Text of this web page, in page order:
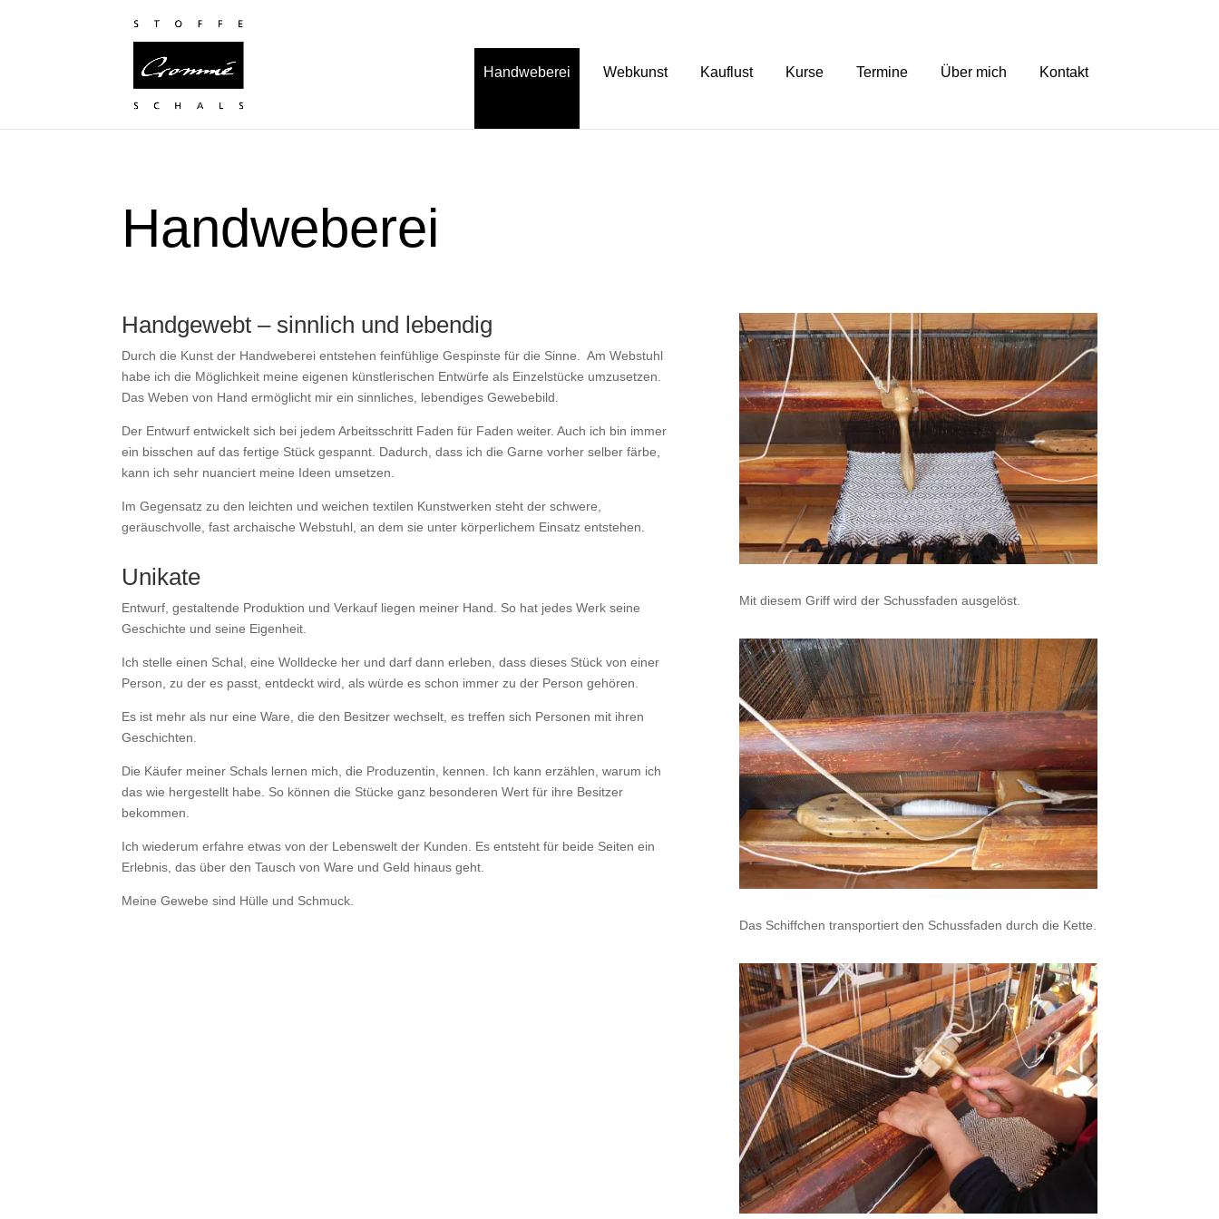
Handweberei Webkunst Kauflust Kurse Termine Über mich Kontakt
Handweberei
Handgewebt – sinnlich und lebendig
Durch die Kunst der Handweberei entstehen feinfühlige Gespinste für die Sinne. Am Webstuhl
habe ich die Möglichkeit meine eigenen künstlerischen Entwürfe als Einzelstücke umzusetzen.
Das Weben von Hand ermöglicht mir ein sinnliches, lebendiges Gewebebild.
Der Entwurf entwickelt sich bei jedem Arbeitsschritt Faden für Faden weiter. Auch ich bin immer
ein bisschen auf das fertige Stück gespannt. Dadurch, dass ich die Garne vorher selber färbe,
kann ich sehr nuanciert meine Ideen umsetzen.
Im Gegensatz zu den leichten und weichen textilen Kunstwerken steht der schwere,
geräuschvolle, fast archaische Webstuhl, an dem sie unter körperlichem Einsatz entstehen.
Unikate
Entwurf, gestaltende Produktion und Verkauf liegen meiner Hand. So hat jedes Werk seine
Geschichte und seine Eigenheit.
Ich stelle einen Schal, eine Wolldecke her und darf dann erleben, dass dieses Stück von einer
Person, zu der es passt, entdeckt wird, als würde es schon immer zu der Person gehören.
Es ist mehr als nur eine Ware, die den Besitzer wechselt, es treffen sich Personen mit ihren
Geschichten.
Die Käufer meiner Schals lernen mich, die Produzentin, kennen. Ich kann erzählen, warum ich
das wie hergestellt habe. So können die Stücke ganz besonderen Wert für ihre Besitzer
bekommen.
Ich wiederum erfahre etwas von der Lebenswelt der Kunden. Es entsteht für beide Seiten ein
Erlebnis, das über den Tausch von Ware und Geld hinaus geht.
Meine Gewebe sind Hülle und Schmuck.
Mit diesem Griff wird der Schussfaden ausgelöst.
Das Schiffchen transportiert den Schussfaden durch die Kette.